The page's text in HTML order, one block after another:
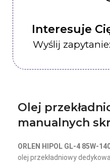
Interesuje
Wyślij
Olej
manualnych
ORLEN HIPOL GL-4 85W-
olej przekładniowy